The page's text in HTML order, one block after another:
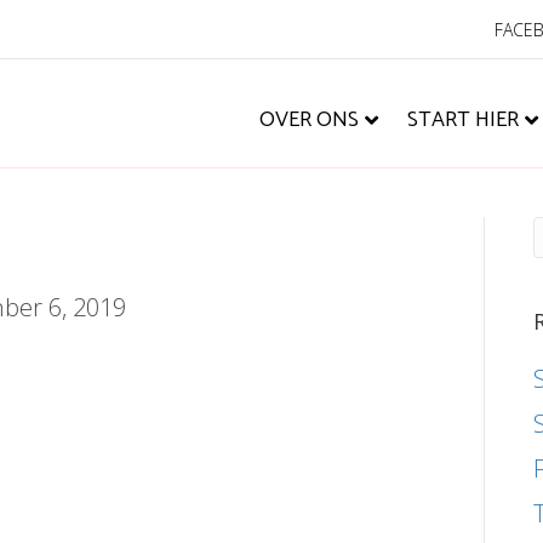
OVER ONS START HIER
6, 2019